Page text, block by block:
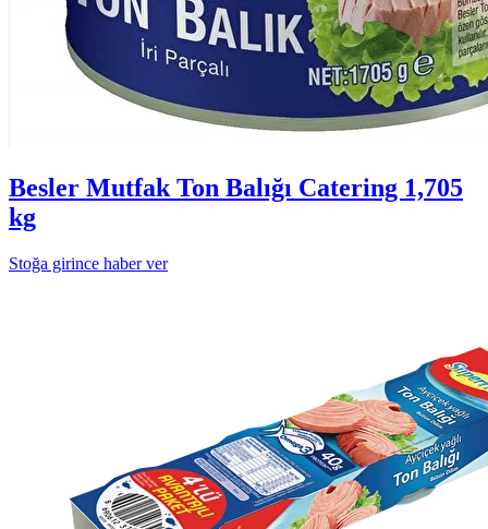
Besler Mutfak Ton Balığı Catering 1,705
kg
Stoğa girince haber ver